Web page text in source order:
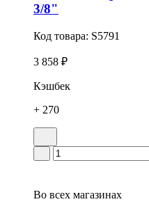
3/8"
Код товара: S5791
3 858 ₽
Кэшбек
+ 270
Во всех магазинах